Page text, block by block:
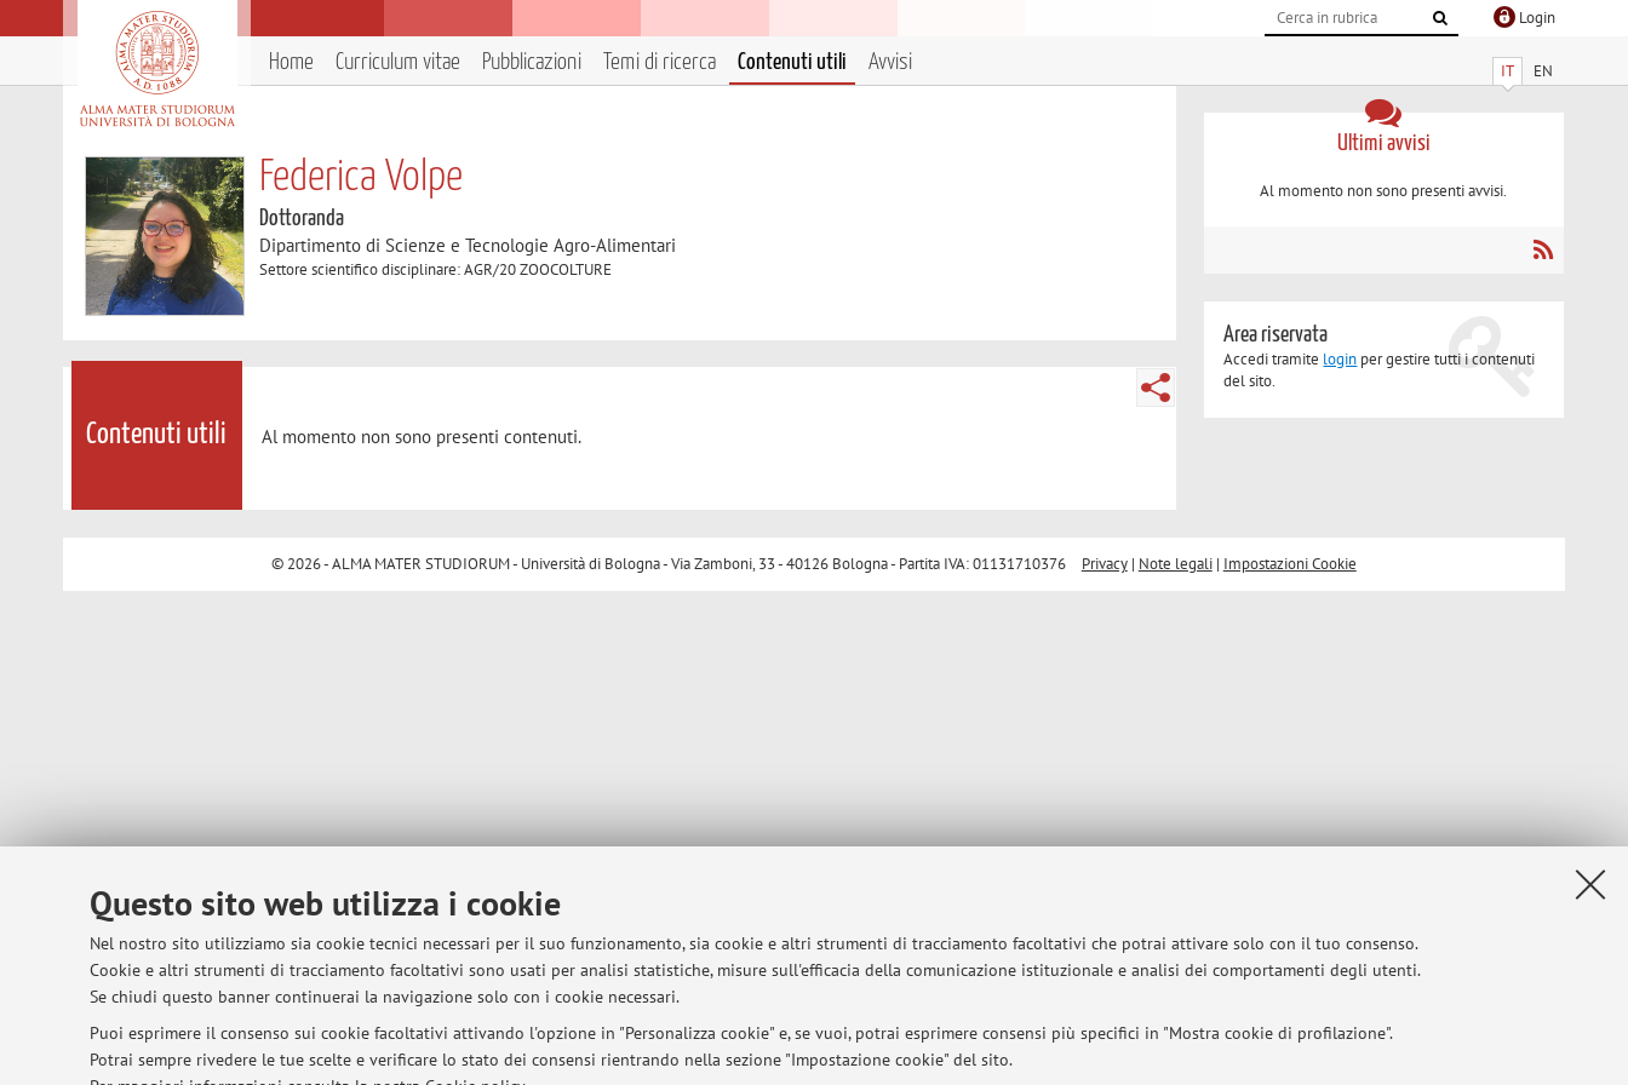
Questo sito web utilizza i cookie
Nel nostro sito utilizziamo sia cookie tecnici necessari per il suo funzionamento, sia cookie e altri strumenti di tracciamento facoltativi che potrai attivare solo con il tuo consenso.
Cookie e altri strumenti di tracciamento facoltativi sono usati per analisi statistiche, misure sull'efficacia della comunicazione istituzionale e analisi dei comportamenti degli utenti.
Se chiudi questo banner continuerai la navigazione solo con i cookie necessari.
Puoi esprimere il consenso sui cookie facoltativi attivando l'opzione in "Personalizza cookie" e, se vuoi, potrai esprimere consensi più specifici in "Mostra cookie di profilazione".
Potrai sempre rivedere le tue scelte e verificare lo stato dei consensi rientrando nella sezione "Impostazione cookie" del sito.
Login
IT EN
Home Curriculum vitae Pubblicazioni Temi di ricerca Contenuti utili Avvisi
Federica Volpe
Dottoranda
Dipartimento di Scienze e Tecnologie Agro-Alimentari
Settore scientifico disciplinare: AGR/20 ZOOCOLTURE
Contenuti utili Al momento non sono presenti contenuti.
Ultimi avvisi
Al momento non sono presenti avvisi.
Area riservata
Accedi tramite login per gestire tutti i contenuti
del sito.
© 2026 - ALMA MATER STUDIORUM - Università di Bologna - Via Zamboni, 33 - 40126 Bologna - Partita IVA: 01131710376 Privacy| Note legali| Impostazioni Cookie